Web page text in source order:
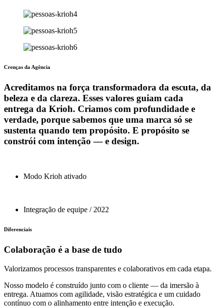
Crenças da Agência
Acreditamos na força transformadora da escuta, da
beleza e da clareza. Esses valores guiam cada
entrega da Krioh. Criamos com profundidade e
verdade, porque sabemos que uma marca só se
sustenta quando tem propósito. E propósito se
constrói com intenção — e design.
Modo Krioh ativado
Integração de equipe / 2022
Diferenciais
Colaboração é a base de tudo
Valorizamos processos transparentes e colaborativos em cada etapa.
Nosso modelo é construído junto com o cliente — da imersão à
entrega. Atuamos com agilidade, visão estratégica e um cuidado
contínuo com o alinhamento entre intenção e execução.